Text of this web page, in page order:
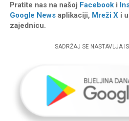
Pratite nas na našoj Facebook i
Google News aplikaciji, Mreži X i
zajednicu.
SADRŽAJ SE NASTAVLJA